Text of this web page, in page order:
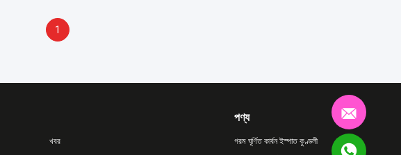
1
খবর
পণ্য
গরম ঘূর্ণিত কার্বন ইস্পাত কুণ্ডলী